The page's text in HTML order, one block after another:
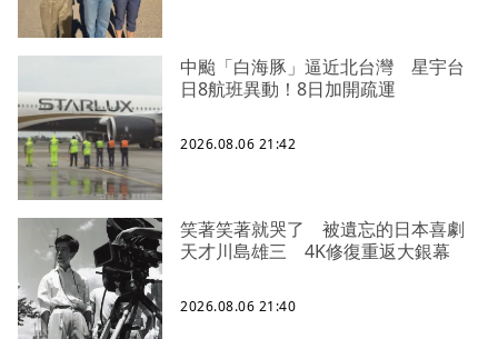
中颱「白海豚」逼近北台灣 星宇台
日8航班異動！8日加開疏運
2026.08.06 21:42
笑著笑著就哭了 被遺忘的日本喜劇
天才川島雄三 4K修復重返大銀幕
2026.08.06 21:40